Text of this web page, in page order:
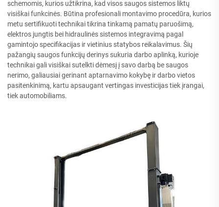
schemomis, kurios užtikrina, kad visos saugos sistemos liktų
visiškai funkcinės. Būtina profesionali montavimo procedūra, kurios
metu sertifikuoti technikai tikrina tinkamą pamatų paruošimą,
elektros jungtis bei hidraulinės sistemos integravimą pagal
gamintojo specifikacijas ir vietinius statybos reikalavimus. Šių
pažangių saugos funkcijų derinys sukuria darbo aplinką, kurioje
technikai gali visiškai sutelkti dėmesį į savo darbą be saugos
nerimo, galiausiai gerinant aptarnavimo kokybę ir darbo vietos
pasitenkinimą, kartu apsaugant vertingas investicijas tiek įrangai,
tiek automobiliams.